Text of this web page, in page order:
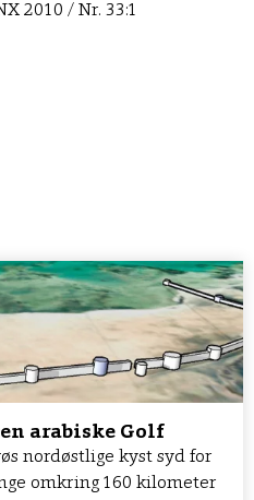
2010 / Nr. 33:1
arabiske Golf
nordøstlige kyst syd for
omkring 160 kilometer